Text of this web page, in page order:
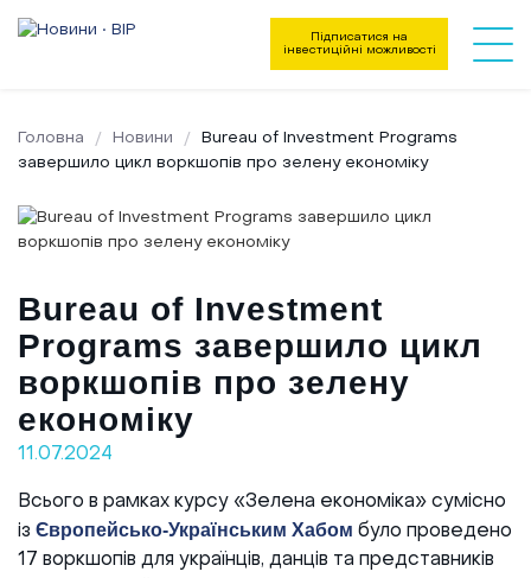
Напрямки діяльності
Реалізовані проекти
Підписатися на
інвестиційні можливості
Головна Новини
Bureau of Investment Programs
завершило цикл воркшопів про зелену економіку
Bureau of Investment
Programs завершило цикл
воркшопів про зелену
економіку
11.07.2024
Всього в рамках курсу «Зелена економіка» сумісно
із Європейсько-Українським Хабом було проведено
17 воркшопів для українців, данців та представників